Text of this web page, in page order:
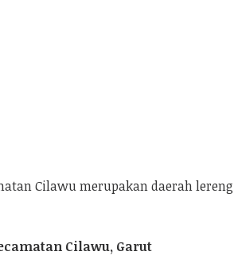
Cilawu merupakan daerah
Cilawu, Garut